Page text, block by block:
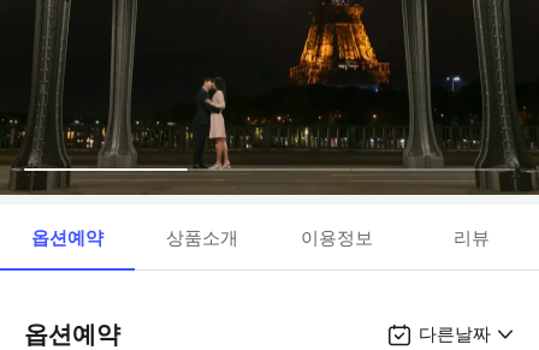
옵션예약 상품소개 이용정보 리뷰
옵션예약 다른날짜